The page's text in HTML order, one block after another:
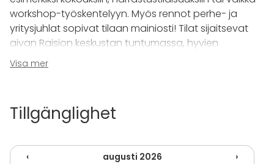
workshop-työskentelyyn. Myös rennot perhe- ja
yritysjuhlat sopivat tilaan mainiosti! Tilat sijaitsevat
aivan Raision keskustan tuntumassa, hyvien
kulkuyhteyksien varrella!
osaan. Lisäksi tilasta löytyy tilava eteisaula jossa
Ilmainen Wi-Fi ja 65" UHD -älytelevisio mahdollistavat
hyvät kokousjärjestelyt.
Visa mer
Tillgänglighet
‹ augusti 2026 ›